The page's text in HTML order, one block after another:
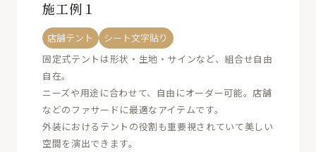
施工例１
店舗テント
シート文字貼り
固定式テントは形状・生地・サインなど、組合せ自由
自在。
ニーズや用途に合わせて、自由にオーダー可能。店舗
などのファサードに最適なアイテムです。
外装におけるテントの役割も重要視されていて美しい
空間を演出できます。